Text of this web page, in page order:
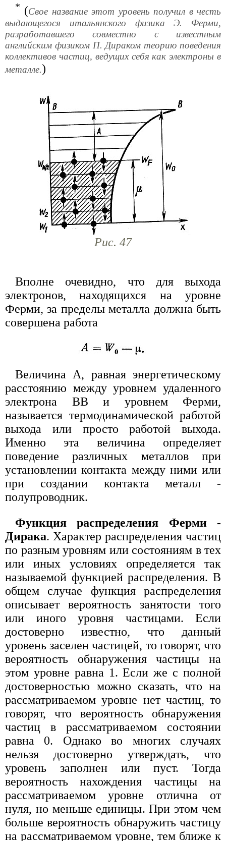
* (Свое название этот уровень получил в честь
выдающегося итальянского физика Э. Ферми,
разработавшего совместно с известным
английским физиком П. Дираком теорию поведения
коллективов частиц, ведущих себя как электроны в
металле.)
Рис. 47
Вполне очевидно, что для выхода
электронов, находящихся на уровне
Ферми, за пределы металла должна быть
совершена работа
Величина А, равная энергетическому
расстоянию между уровнем удаленного
электрона ВВ и уровнем Ферми,
называется термодинамической работой
выхода или просто работой выхода.
Именно эта величина определяет
поведение различных металлов при
установлении контакта между ними или
при создании контакта металл -
полупроводник.
Функция распределения Ферми -
Дирака. Характер распределения частиц
по разным уровням или состояниям в тех
или иных условиях определяется так
называемой функцией распределения. В
общем случае функция распределения
описывает вероятность занятости того
или иного уровня частицами. Если
достоверно известно, что данный
уровень заселен частицей, то говорят, что
вероятность обнаружения частицы на
этом уровне равна 1. Если же с полной
достоверностью можно сказать, что на
рассматриваемом уровне нет частиц, то
говорят, что вероятность обнаружения
частиц в рассматриваемом состоянии
равна 0. Однако во многих случаях
нельзя достоверно утверждать, что
уровень заполнен или пуст. Тогда
вероятность нахождения частицы на
рассматриваемом уровне отлична от
нуля, но меньше единицы. При этом чем
больше вероятность обнаружить частицу
на рассматриваемом уровне, тем ближе к